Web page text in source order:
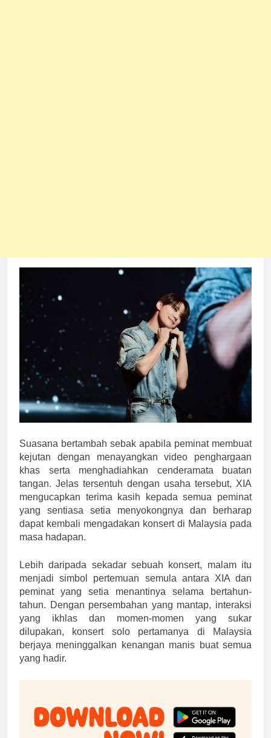
Suasana bertambah sebak apabila peminat membuat
kejutan dengan menayangkan video penghargaan
khas serta menghadiahkan cenderamata buatan
tangan. Jelas tersentuh dengan usaha tersebut, XIA
mengucapkan terima kasih kepada semua peminat
yang sentiasa setia menyokongnya dan berharap
dapat kembali mengadakan konsert di Malaysia pada
masa hadapan.
Lebih daripada sekadar sebuah konsert, malam itu
menjadi simbol pertemuan semula antara XIA dan
peminat yang setia menantinya selama bertahun-
tahun. Dengan persembahan yang mantap, interaksi
yang ikhlas dan momen-momen yang sukar
dilupakan, konsert solo pertamanya di Malaysia
berjaya meninggalkan kenangan manis buat semua
yang hadir.